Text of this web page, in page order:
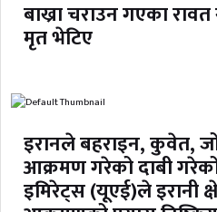
बाख्रा चराउन गएका
मृत भेटिए
इरानले बहराइन, कुवेत,
आक्रमण गरेको दाबी
इमिरेट्स (यूएई)ले इरानी